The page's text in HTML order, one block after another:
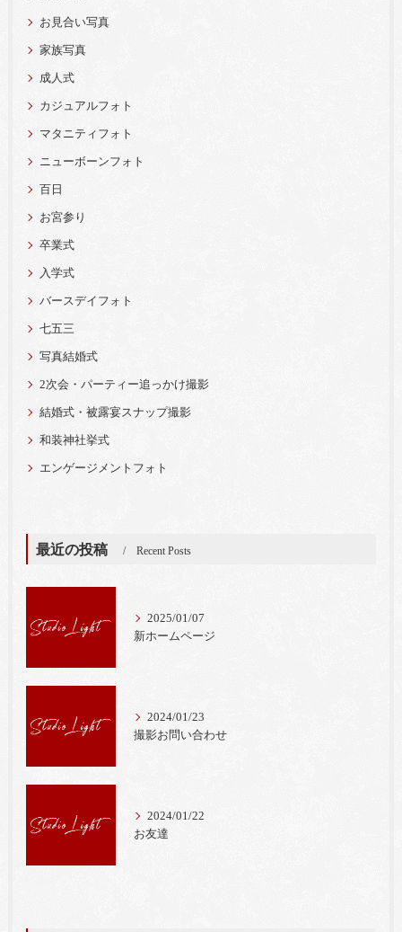
お見合い写真
家族写真
成人式
カジュアルフォト
マタニティフォト
ニューボーンフォト
百日
お宮参り
卒業式
入学式
バースデイフォト
七五三
写真結婚式
2次会・パーティー追っかけ撮影
結婚式・被露宴スナップ撮影
和装神社挙式
エンゲージメントフォト
最近の投稿 Recent Posts
2025/01/07
新ホームページ
2024/01/23
撮影お問い合わせ
2024/01/22
お友達